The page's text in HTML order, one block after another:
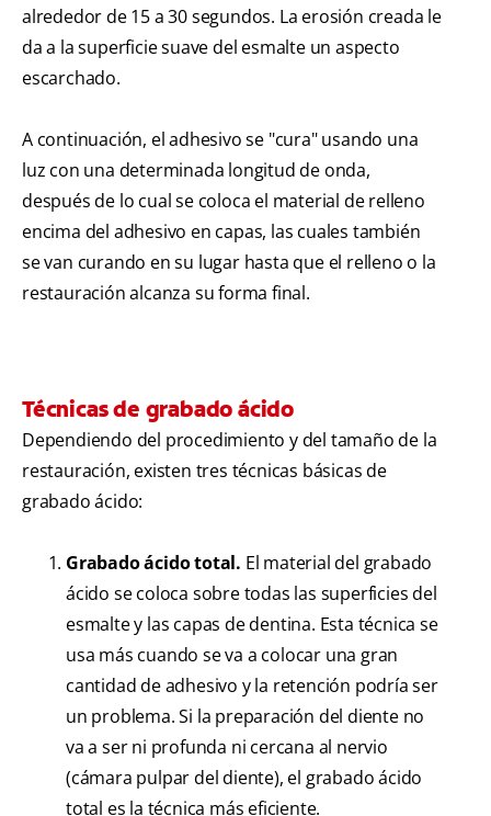
alrededor de 15 a 30 segundos. La erosión creada le
da a la superficie suave del esmalte un aspecto
escarchado.
A continuación, el adhesivo se "cura" usando una
luz con una determinada longitud de onda,
después de lo cual se coloca el material de relleno
encima del adhesivo en capas, las cuales también
se van curando en su lugar hasta que el relleno o la
restauración alcanza su forma final.
Técnicas de grabado ácido
Dependiendo del procedimiento y del tamaño de la
restauración, existen tres técnicas básicas de
grabado ácido:
Grabado ácido total. El material del grabado
ácido se coloca sobre todas las superficies del
esmalte y las capas de dentina. Esta técnica se
usa más cuando se va a colocar una gran
cantidad de adhesivo y la retención podría ser
un problema. Si la preparación del diente no
va a ser ni profunda ni cercana al nervio
(cámara pulpar del diente), el grabado ácido
total es la técnica más eficiente.